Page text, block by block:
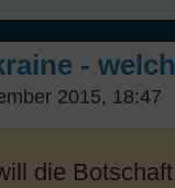
-
2015, 18:47
die